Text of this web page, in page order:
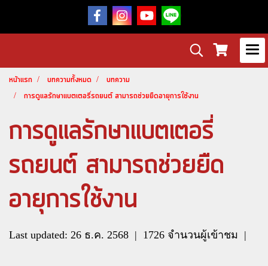
หน้าแรก บทความทั้งหมด
บทความ
การดูแลรักษาแบตเตอรี่รถยนต์ สามารถช่วยยืดอายุการใช้งาน
การดูแลรักษาแบตเตอรี่
รถยนต์ สามารถช่วยยืด
อายุการใช้งาน
Last updated: 26 ธ.ค. 2568 | 1726 จำนวนผู้เข้าชม |